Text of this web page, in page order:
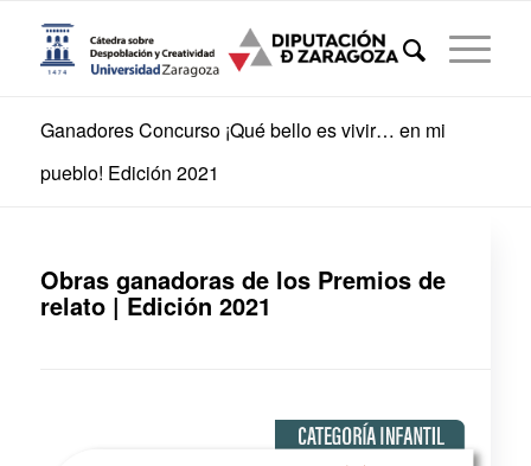
Ganadores Concurso ¡Qué bello es vivir… en mi
pueblo! Edición 2021
Obras ganadoras de los Premios de
relato | Edición 2021